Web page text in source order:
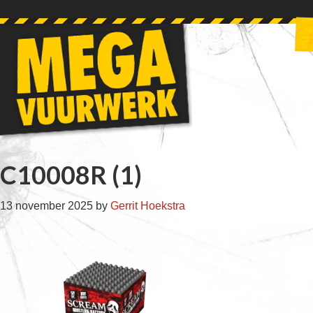
primary
navigation
main
content
primary
sidebar
footer
C10008R (1)
13 november 2025 by Gerrit Hoekstra